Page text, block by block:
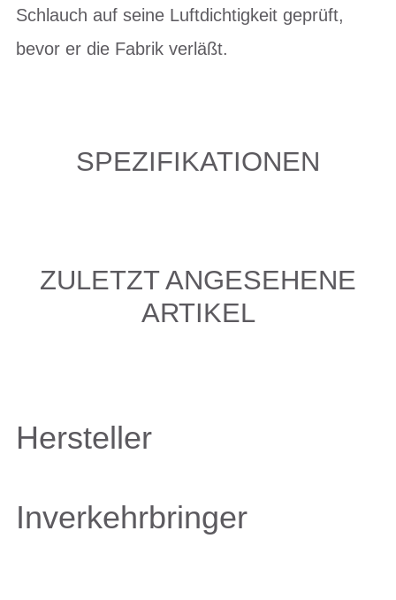
Schlauch auf seine Luftdichtigkeit geprüft,
bevor er die Fabrik verläßt.
SPEZIFIKATIONEN
ZULETZT ANGESEHENE
ARTIKEL
Hersteller
Inverkehrbringer